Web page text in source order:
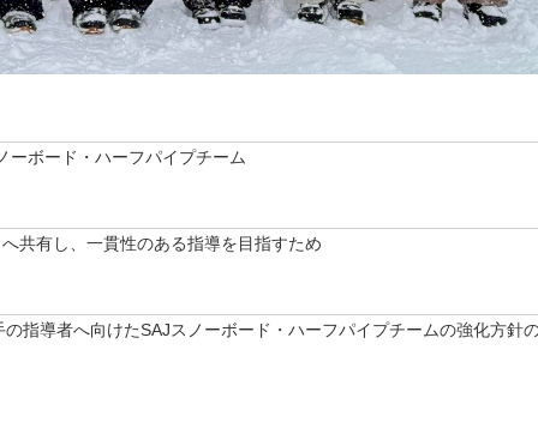
ボード・ハーフパイプチーム
共有し、一貫性のある指導を目指すため
指導者へ向けたSAJスノーボード・ハーフパイプチームの強化方針